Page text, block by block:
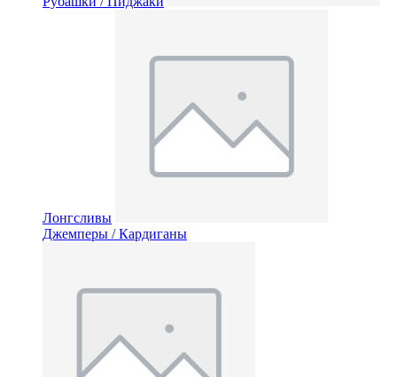
Лонгсливы
Джемперы / Кардиганы